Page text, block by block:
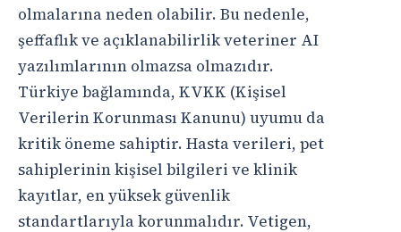
olmalarına neden olabilir. Bu nedenle,
şeffaflık ve açıklanabilirlik veteriner AI
yazılımlarının olmazsa olmazıdır.
Türkiye bağlamında, KVKK (Kişisel
Verilerin Korunması Kanunu) uyumu da
kritik öneme sahiptir. Hasta verileri, pet
sahiplerinin kişisel bilgileri ve klinik
kayıtlar, en yüksek güvenlik
standartlarıyla korunmalıdır. Vetigen,